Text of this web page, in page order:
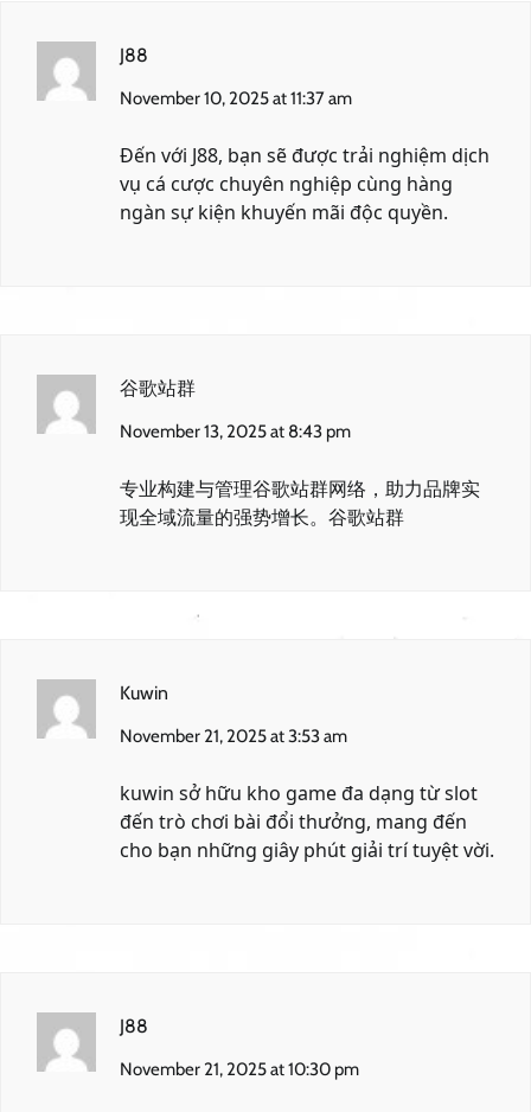
J88
November 10, 2025 at 11:37 am
Đến với J88, bạn sẽ được trải nghiệm dịch
vụ cá cược chuyên nghiệp cùng hàng
ngàn sự kiện khuyến mãi độc quyền.
谷歌站群
November 13, 2025 at 8:43 pm
专业构建与管理谷歌站群网络，助力品牌实
现全域流量的强势增长。 谷歌站群
Kuwin
November 21, 2025 at 3:53 am
kuwin sở hữu kho game đa dạng từ slot
đến trò chơi bài đổi thưởng, mang đến
cho bạn những giây phút giải trí tuyệt vời.
J88
November 21, 2025 at 10:30 pm